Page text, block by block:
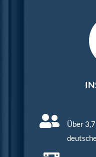

Über